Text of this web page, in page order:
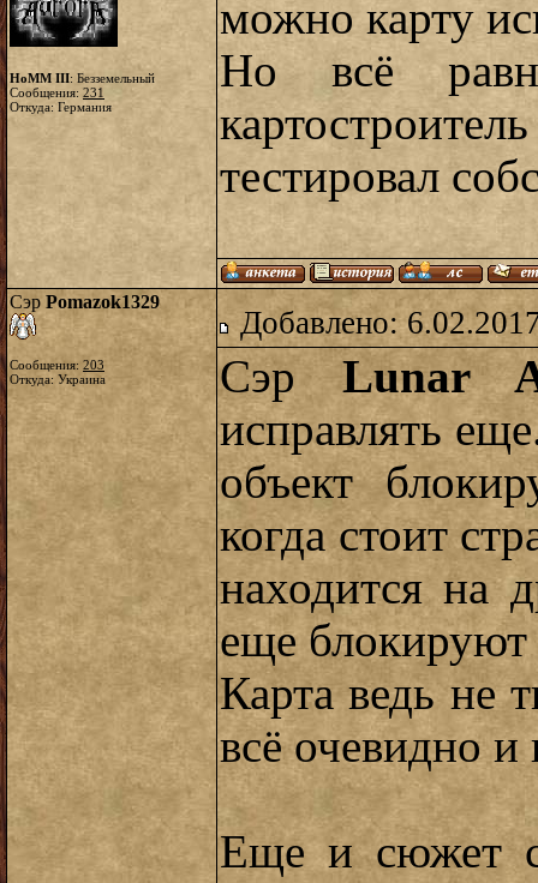
HoMM III: Безземельный
Сообщения: 231
Откуда: Германия
можно карту
Но всё
тестировал
Сэр Pomazok1329
Сообщения: 203
Откуда: Украина
Добавлено:
СэрLunar
исправлять
объект
когда стоит
находится на
еще блокируют
Карта ведь не
всё очевидно и
Еще и сюжет